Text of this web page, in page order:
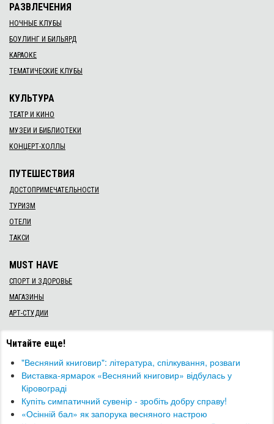
РАЗВЛЕЧЕНИЯ
НОЧНЫЕ КЛУБЫ
БОУЛИНГ И БИЛЬЯРД
КАРАОКЕ
ТЕМАТИЧЕСКИЕ КЛУБЫ
КУЛЬТУРА
ТЕАТР И КИНО
МУЗЕИ И БИБЛИОТЕКИ
КОНЦЕРТ-ХОЛЛЫ
ПУТЕШЕСТВИЯ
ДОСТОПРИМЕЧАТЕЛЬНОСТИ
ТУРИЗМ
ОТЕЛИ
ТАКСИ
MUST HAVE
СПОРТ И ЗДОРОВЬЕ
МАГАЗИНЫ
АРТ-СТУДИИ
Читайте еще!
"Весняний книговир": література, спілкування, розваги
Виставка-ярмарок «Весняний книговир» відбулась у
Кіровограді
Купіть симпатичний сувенір - зробіть добру справу!
«Осінній бал» як запорука весняного настрою